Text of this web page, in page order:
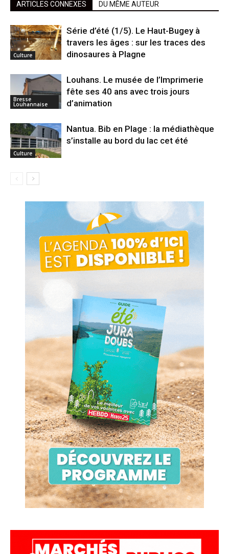
ARTICLES CONNEXES DU MÊME AUTEUR
Culture
Série d’été (1/5). Le Haut-Bugey à
travers les âges : sur les traces des
dinosaures à Plagne
Bresse
Louhannaise
Louhans. Le musée de l’Imprimerie
fête ses 40 ans avec trois jours
d’animation
Culture
Nantua. Bib en Plage : la médiathèque
s’installe au bord du lac cet été